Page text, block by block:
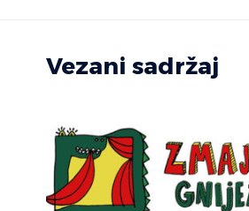
Vezani sadržaj